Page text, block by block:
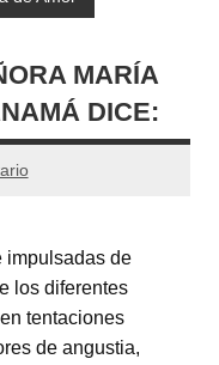
MARÍA
DICE:
impulsadas de
los diferentes
tentaciones
de angustia,